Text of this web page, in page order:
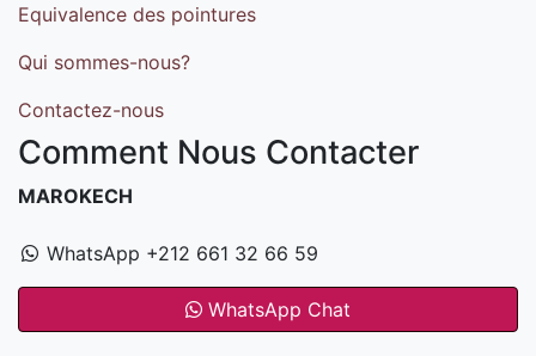
Equivalence des pointures
Qui sommes-nous?
Contactez-nous
Comment Nous Contacter
MAROKECH
WhatsApp +212 661 32 66 59
WhatsApp Chat